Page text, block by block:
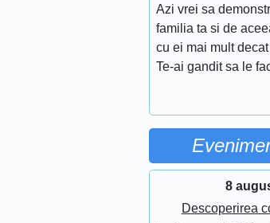
Azi vrei sa
familia ta si de
cu ei mai mult
Te-ai gandit sa le
8
Descoperirea